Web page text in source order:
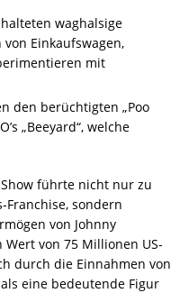
waghalsige
Einkaufswagen,
mit
den berüchtigten „Poo
„Beeyard“, welche
führte nicht nur zu
Franchise, sondern
von Johnny
von 75 Millionen US-
durch die Einnahmen von
eine bedeutende Figur